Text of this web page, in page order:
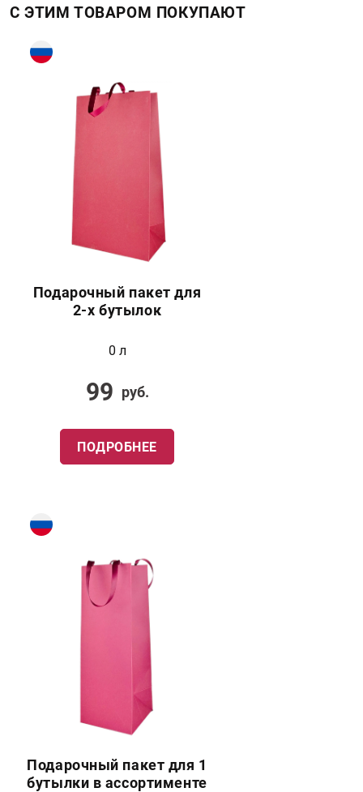
С ЭТИМ ТОВАРОМ ПОКУПАЮТ
Подарочный пакет для
2-х бутылок
0 л
99 руб.
ПОДРОБНЕЕ
Подарочный пакет для 1
бутылки в ассортименте